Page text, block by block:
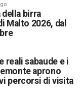
birra
Malto 2026, dal
reali sabaude e i
aprono
percorsi di visita